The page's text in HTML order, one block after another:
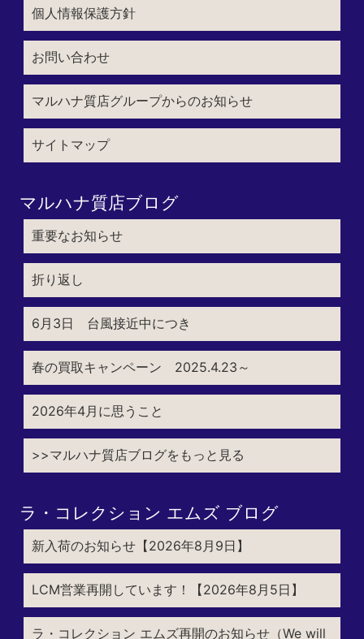
個人情報保護方針
お問い合わせ
マルハナ質店グループからのお知らせ
サイトマップ
マルハナ質店ブログ
重要なお知らせ
折り返し
6月3日 台風接近中につき
春の買取キャンペーン 2025.4.23～
2026年4月に思うこと
>>マルハナ質店ブログをもっと見る
ラ・コレクション エムズ ブログ
新入荷のお知らせ【2026年8月9日】
LCM営業再開しています！【2026年8月5日】
ラ・コレクション エムズ再開のお知らせ（We will